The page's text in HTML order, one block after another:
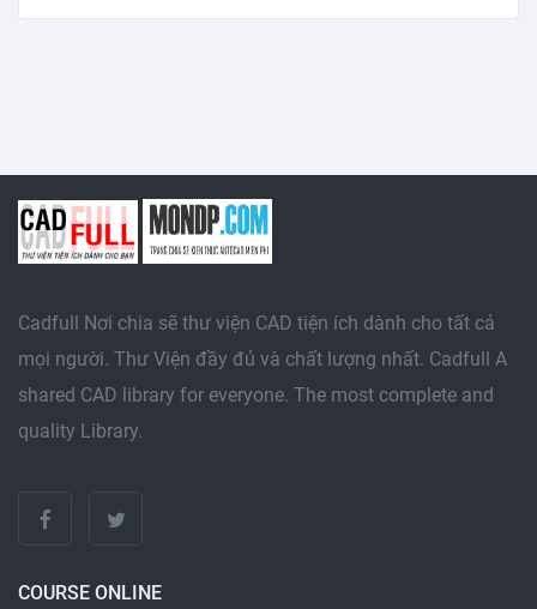
Cadfull Nơi chia sẽ thư viện CAD tiện ích dành cho tất cả
mọi người. Thư Viện đầy đủ và chất lượng nhất. Cadfull A
shared CAD library for everyone. The most complete and
quality Library.
COURSE ONLINE